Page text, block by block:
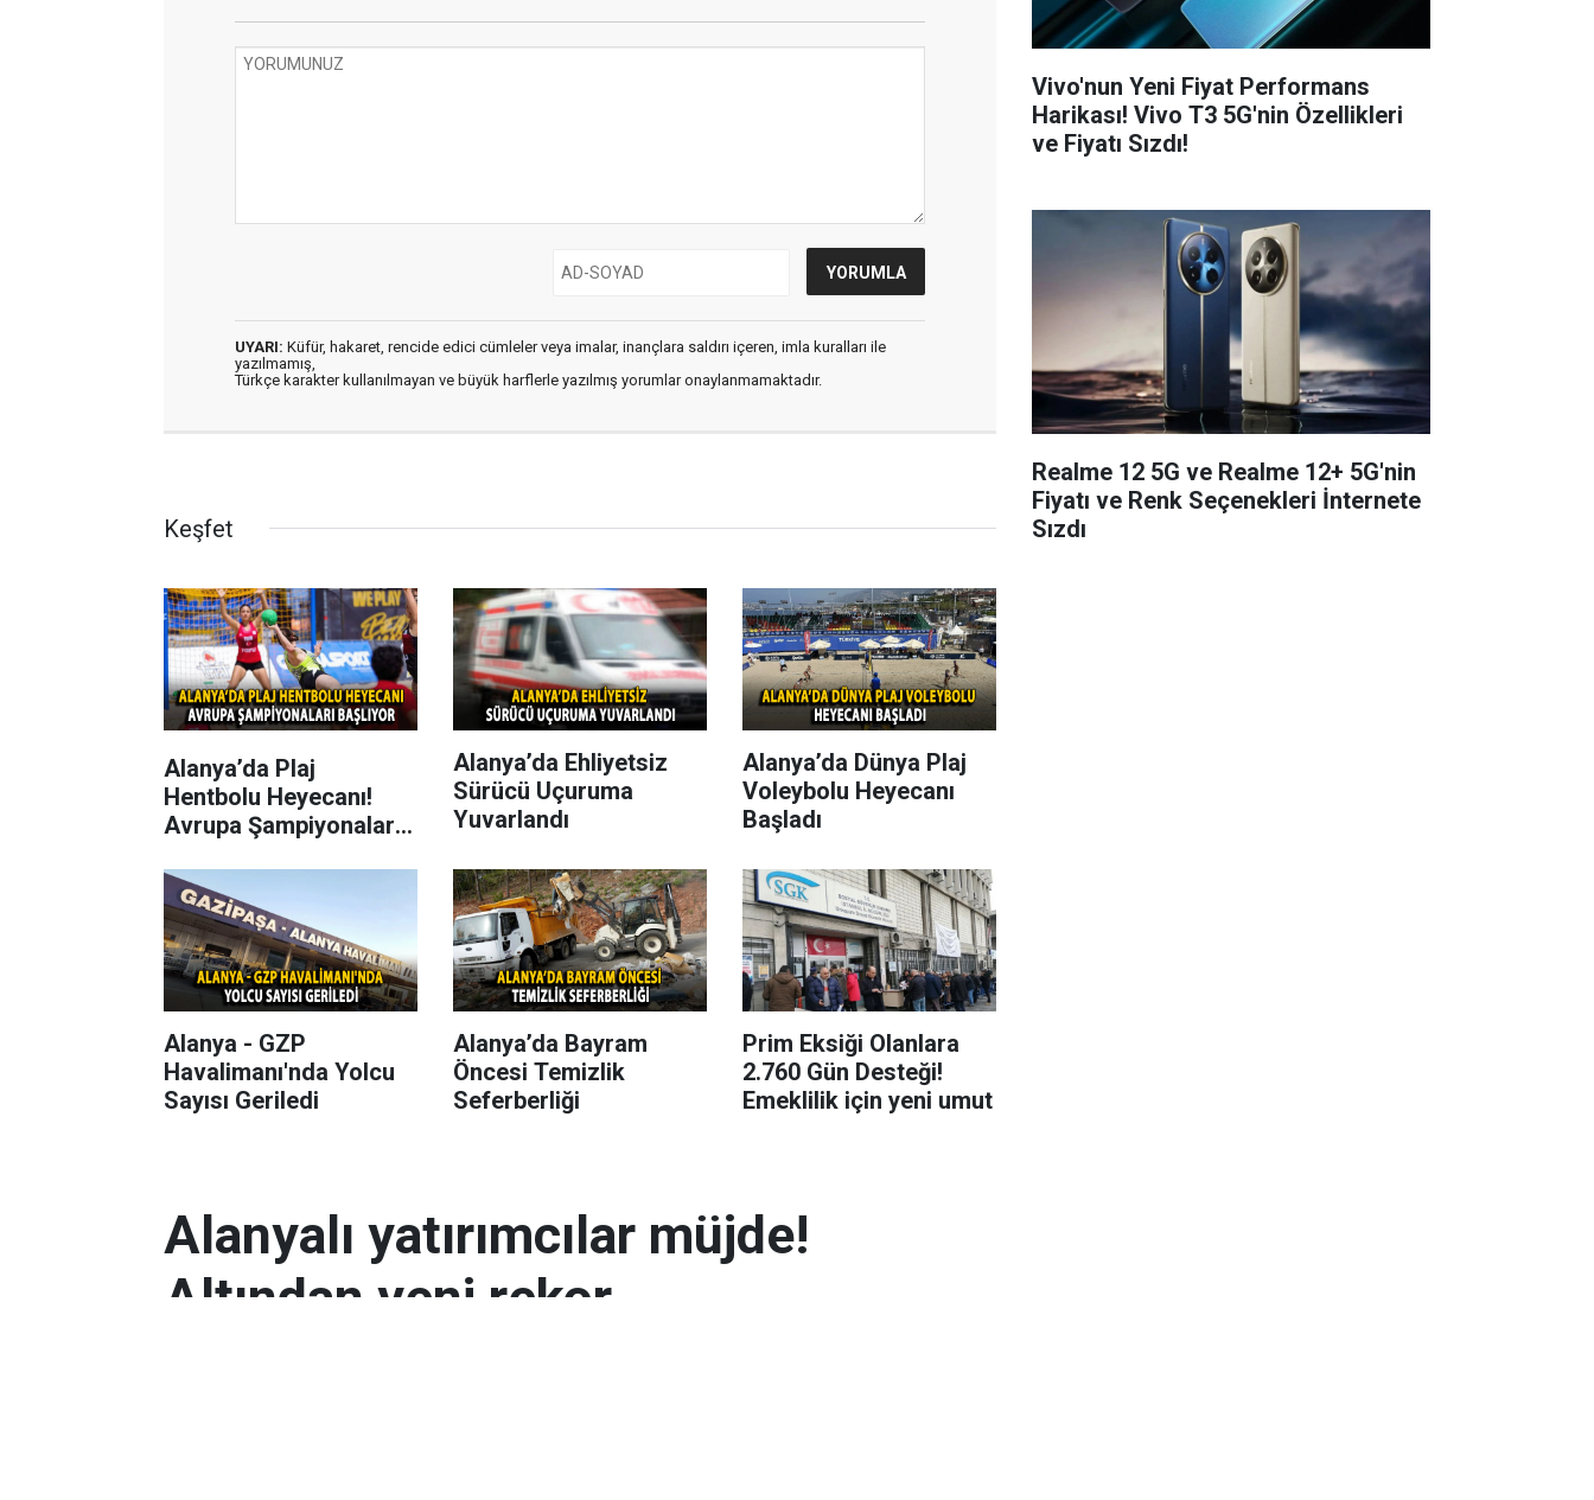
UYARI: Küfür, hakaret, rencide edici cümleler veya imalar, inançlara saldırı içeren, imla kuralları ile
yazılmamış,
Türkçe karakter kullanılmayan ve büyük harflerle yazılmış yorumlar onaylanmamaktadır.
Keşfet
Alanya’da Plaj
Hentbolu Heyecanı!
Avrupa Şampiyonaları
Alanya’da Ehliyetsiz
Sürücü Uçuruma
Yuvarlandı
Alanya’da Dünya Plaj
Voleybolu Heyecanı
Başladı
Alanya - GZP
Havalimanı'nda Yolcu
Sayısı Geriledi
Alanya’da Bayram
Öncesi Temizlik
Seferberliği
Prim Eksiği Olanlara
2.760 Gün Desteği!
Emeklilik için yeni umut
Alanyalı yatırımcılar müjde!
Altından yeni rekor
Vivo'nun Yeni Fiyat Performans
Harikası! Vivo T3 5G'nin Özellikleri
ve Fiyatı Sızdı!
Realme 12 5G ve Realme 12+ 5G'nin
Fiyatı ve Renk Seçenekleri İnternete
Sızdı